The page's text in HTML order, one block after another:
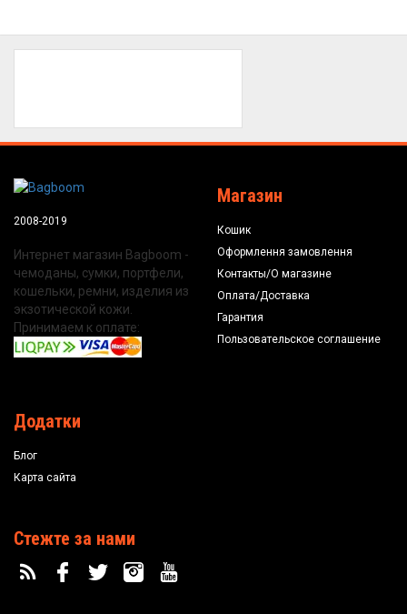
2008-2019
Интернет магазин Bagboom -
чемоданы, сумки, портфели,
кошельки, ремни, изделия из
экзотической кожи.
Принимаем к оплате:
Магазин
Кошик
Оформлення замовлення
Контакты/О магазине
Оплата/Доставка
Гарантия
Пользовательское соглашение
Додатки
Блог
Карта сайта
Стежте за нами